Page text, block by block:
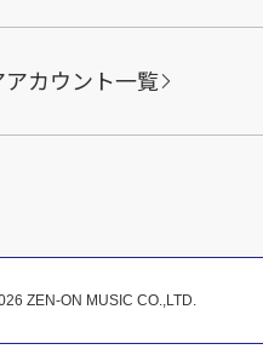
カウント一覧
ZEN-ON MUSIC CO.,LTD.